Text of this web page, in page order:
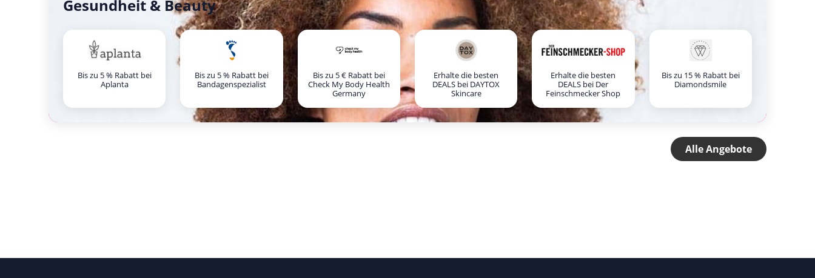
Gesundheit & Beauty
Bis zu 5 % Rabatt bei
Aplanta
Bis zu 5 % Rabatt bei
Bandagenspezialist
Bis zu 5 € Rabatt bei
Check My Body Health
Germany
Erhalte die besten
DEALS bei DAYTOX
Skincare
Erhalte die besten
DEALS bei Der
Feinschmecker Shop
Bis zu 15 % Rabatt bei
Diamondsmile
Alle Angebote